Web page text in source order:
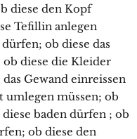
diese den Kopf
Tefillin anlegen
ob diese das
diese die Kleider
Gewand einreissen
umlegen müssen; ob
baden dürfen ; ob
ob diese den